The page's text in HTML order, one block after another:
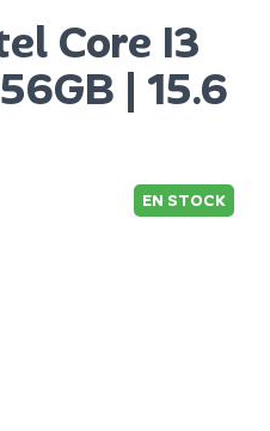
Core I3
| 15.6
EN STOCK